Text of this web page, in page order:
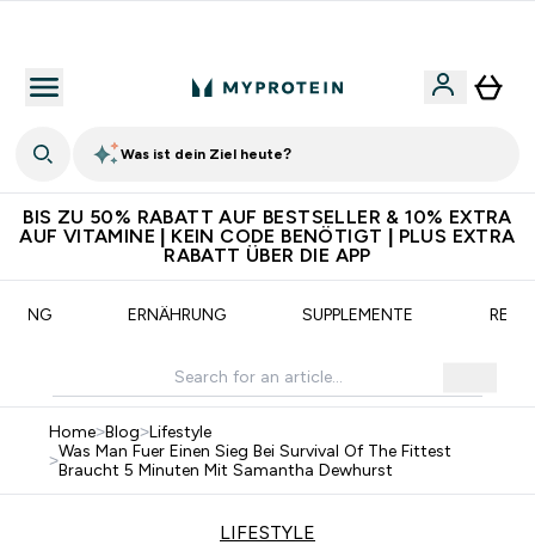
Was ist dein Ziel heute?
BIS ZU 50% RABATT AUF BESTSELLER & 10% EXTRA
AUF VITAMINE | KEIN CODE BENÖTIGT | PLUS EXTRA
RABATT ÜBER DIE APP
ERNÄHRUNG SUPPLEMENTE
Home>Blog>Lifestyle
>Was Man Fuer Einen Sieg Bei Survival Of The Fittest
Braucht 5 Minuten Mit Samantha Dewhurst
LIFESTYLE